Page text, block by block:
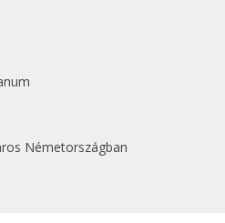
Németországban